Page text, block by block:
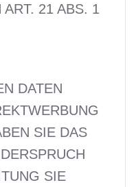
21 ABS. 1
DATEN
SIE DAS
SIE